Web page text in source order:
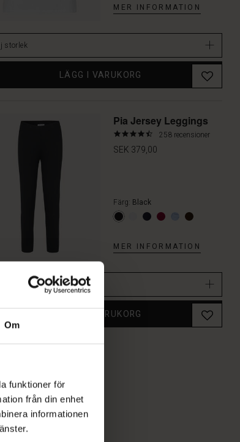
Om
funktioner för
från din enhet
informationen
MER INFORMATION
storlek
LÄGG I VARUKORG
Pia Jersey Leggings
4.6
star
rating
258 recensioner
SEK 379,00
Färg: Black
MER INFORMATION
storlek
LÄGG I VARUKORG